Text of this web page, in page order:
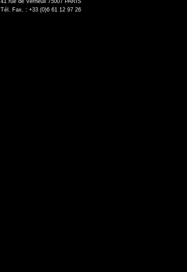
41 rue de Verneuil 75007 PARIS
Tél. Fax. : +33 (0)6 61 12 97 26